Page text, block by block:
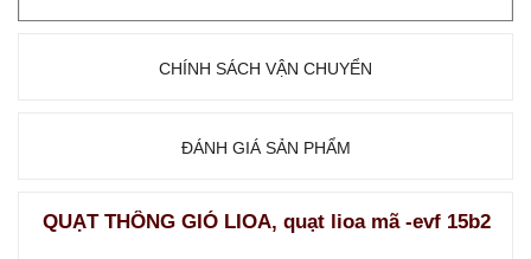
CHÍNH SÁCH VẬN CHUYỂN
ĐÁNH GIÁ SẢN PHẨM
QUẠT THÔNG GIÓ LIOA, quạt lioa mã -evf 15b2